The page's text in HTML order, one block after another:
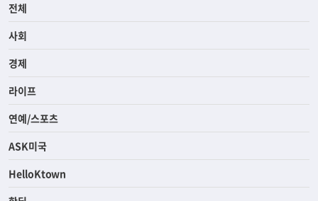
전체
사회
경제
라이프
연예/스포츠
ASK미국
HelloKtown